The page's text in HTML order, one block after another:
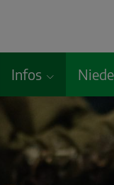
Infos